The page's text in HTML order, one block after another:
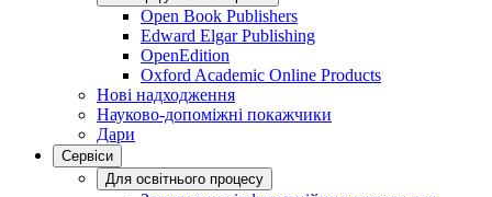
Open Book Publishers
Edward Elgar Publishing
OpenEdition
Oxford Academic Online Products
Нові надходження
Науково-допоміжні покажчики
Дари
Сервіси
Для освітнього процесу